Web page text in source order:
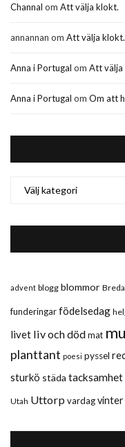
Channal om Att välja klokt.
annannan om Att välja klokt.
Anna i Portugal om Att välja
Anna i Portugal om Om att
advent blogg blommor
funderingarfödelsedag
livet liv och dödmat
planttant poesi pyssel
sturkö städa tacksamhet
Utah Uttorp vardagvinter